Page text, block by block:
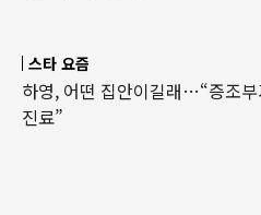
스타 요즘
하영, 어떤 집안이길래…“증조부
진료”